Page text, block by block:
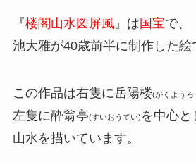
『楼閣山水図屏風』は国宝で、
池大雅が40歳前半に制作した絵
この作品は右隻に岳陽楼(がくようろ
左隻に酔翁亭(すいおうてい) を中心と
山水を描いています。